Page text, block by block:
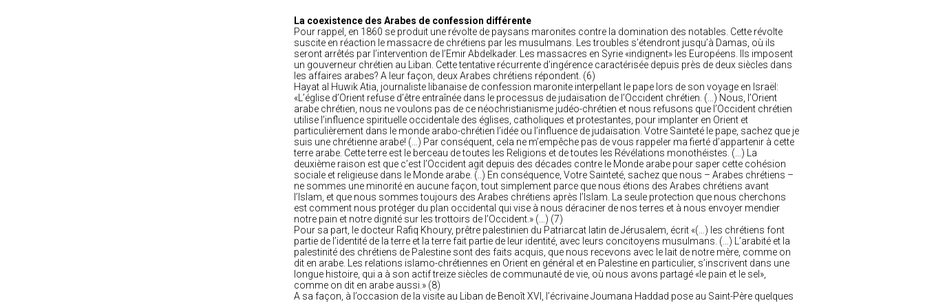
La coexistence des Arabes de confession différente
Pour rappel, en 1860 se produit une révolte de paysans maronites contre la domination des notables. Cette révolte
suscite en réaction le massacre de chrétiens par les musulmans. Les troubles s’étendront jusqu’à Damas, où ils
seront arrêtés par l’intervention de l’Emir Abdelkader. Les massacres en Syrie «indignent» les Européens. Ils imposent
un gouverneur chrétien au Liban. Cette tentative récurrente d’ingérence caractérisée depuis près de deux siècles dans
les affaires arabes? A leur façon, deux Arabes chrétiens répondent. (6)
Hayat al Huwik Atia, journaliste libanaise de confession maronite interpellant le pape lors de son voyage en Israël:
«L’église d’Orient refuse d’être entraînée dans le processus de judaïsation de l’Occident chrétien. (…) Nous, l’Orient
arabe chrétien, nous ne voulons pas de ce néochristianisme judéo-chrétien et nous refusons que l’Occident chrétien
utilise l’influence spirituelle occidentale des églises, catholiques et protestantes, pour implanter en Orient et
particulièrement dans le monde arabo-chrétien l’idée ou l’influence de judaïsation. Votre Sainteté le pape, sachez que je
suis une chrétienne arabe! (…) Par conséquent, cela ne m’empêche pas de vous rappeler ma fierté d’appartenir à cette
terre arabe. Cette terre est le berceau de toutes les Religions et de toutes les Révélations monothéistes. (…) La
deuxième raison est que c’est l’Occident agit depuis des décades contre le Monde arabe pour saper cette cohésion
sociale et religieuse dans le Monde arabe. (..) En conséquence, Votre Sainteté, sachez que nous – Arabes chrétiens –
ne sommes une minorité en aucune façon, tout simplement parce que nous étions des Arabes chrétiens avant
l’Islam, et que nous sommes toujours des Arabes chrétiens après l’Islam. La seule protection que nous cherchons
est comment nous protéger du plan occidental qui vise à nous déraciner de nos terres et à nous envoyer mendier
notre pain et notre dignité sur les trottoirs de l’Occident.» (…) (7)
Pour sa part, le docteur Rafiq Khoury, prêtre palestinien du Patriarcat latin de Jérusalem, écrit «(…) les chrétiens font
partie de l’identité de la terre et la terre fait partie de leur identité, avec leurs concitoyens musulmans. (…) L’arabité et la
palestinité des chrétiens de Palestine sont des faits acquis, que nous recevons avec le lait de notre mère, comme on
dit en arabe. Les relations islamo-chrétiennes en Orient en général et en Palestine en particulier, s’inscrivent dans une
longue histoire, qui a à son actif treize siècles de communauté de vie, où nous avons partagé «le pain et le sel»,
comme on dit en arabe aussi.» (8)
A sa façon, à l’occasion de la visite au Liban de Benoît XVI, l’écrivaine Joumana Haddad pose au Saint-Père quelques